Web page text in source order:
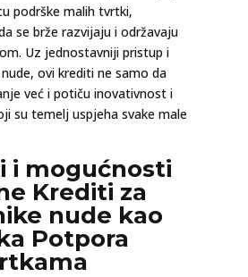
podrške malih tvrtki,
se brže razvijaju i održavaju
Uz jednostavniji pristup i
ovi krediti ne samo da
već i potiču inovativnost i
su temelj uspjeha svake male
i mogućnosti
Krediti za
nude kao
Potpora